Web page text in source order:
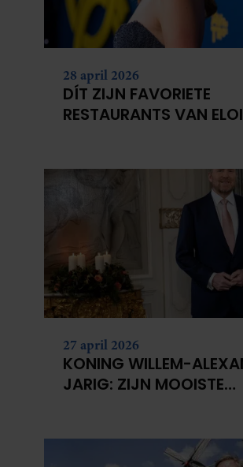
28 april 2026
DÍT ZIJN FAVORIETE
RESTAURANTS VAN
27 april 2026
KONING WILLEM-
JARIG: ZIJN MOOISTE